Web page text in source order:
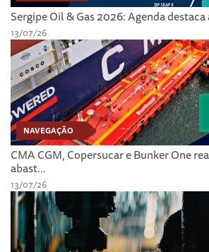
Sergipe Oil & Gas 2026: Agenda
13/07/26
NAVEGAÇÃO
CMA CGM, Copersucar e Bunker One
abast...
13/07/26